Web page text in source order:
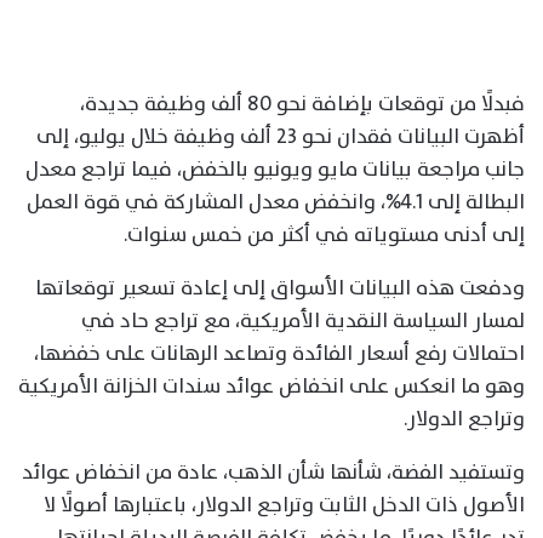
فبدلًا من توقعات بإضافة نحو 80 ألف وظيفة جديدة،
أظهرت البيانات فقدان نحو 23 ألف وظيفة خلال يوليو، إلى
جانب مراجعة بيانات مايو ويونيو بالخفض، فيما تراجع معدل
البطالة إلى 4.1%، وانخفض معدل المشاركة في قوة العمل
إلى أدنى مستوياته في أكثر من خمس سنوات.
ودفعت هذه البيانات الأسواق إلى إعادة تسعير توقعاتها
لمسار السياسة النقدية الأمريكية، مع تراجع حاد في
احتمالات رفع أسعار الفائدة وتصاعد الرهانات على خفضها،
وهو ما انعكس على انخفاض عوائد سندات الخزانة الأمريكية
وتراجع الدولار.
وتستفيد الفضة، شأنها شأن الذهب، عادة من انخفاض عوائد
الأصول ذات الدخل الثابت وتراجع الدولار، باعتبارها أصولًا لا